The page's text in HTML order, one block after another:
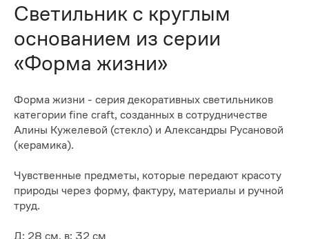
Светильник с круглым
основанием из серии
«Форма жизни»
Форма жизни - серия декоративных светильников
категории fine craft, созданных в сотрудничестве
Алины Кужелевой (стекло) и Александры Русановой
(керамика).
Чувственные предметы, которые передают красоту
природы через форму, фактуру, материалы и ручной
труд.
Д: 28 см, в: 32 см